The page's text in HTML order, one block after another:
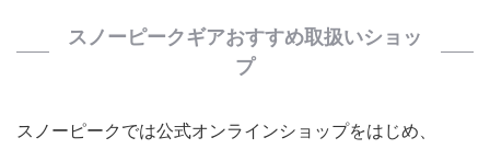
スノーピークギアおすすめ取扱いショッ
プ
スノーピークでは公式オンラインショップをはじめ、